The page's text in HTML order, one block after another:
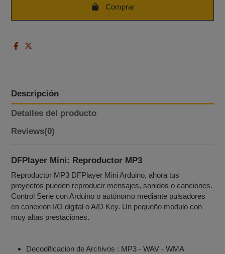
Comprar
Descripción
Detalles del producto
Reviews(0)
DFPlayer Mini: Reproductor MP3
Reproductor MP3 DFPlayer Mini Arduino, ahora tus
proyectos pueden reproducir mensajes, sonidos o canciones.
Control Serie con Arduino o autónomo mediante pulsadores
en conexion I/O digital o A/D Key. Un pequeño modulo con
muy altas prestaciones.
Decodificacion de Archivos : MP3 - WAV - WMA